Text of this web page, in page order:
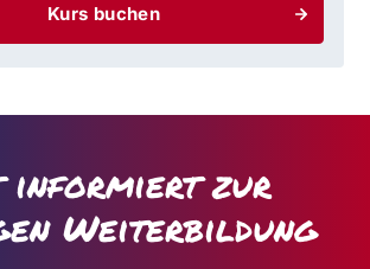
Kurs buchen
informiert zur
Weiterbildung